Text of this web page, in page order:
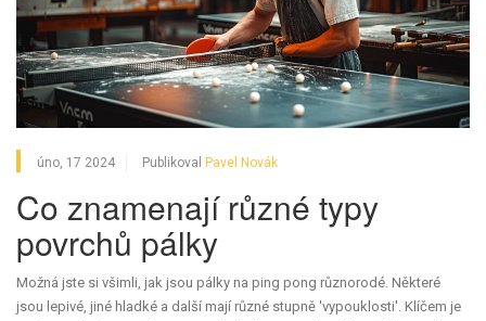
úno, 17 2024 Publikoval Pavel Novák
Co znamenají různé typy
povrchů pálky
Možná jste si všimli, jak jsou pálky na ping pong různorodé. Některé
jsou lepivé, jiné hladké a další mají různé stupně 'vypouklosti'. Klíčem je